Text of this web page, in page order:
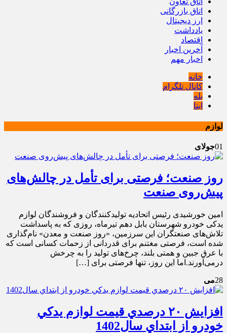
اتاق بازرگانی
ارز دیجیتال
یادداشت
اقتصاد
آخرین اخبار
اخبار مهم
خانه
کانال تلگرام
بله
ایتا
لوازم
01جولای
روز صنعت؛ فرصتی برای تأمل در چالش‌های
پیش‌روی صنعت
امین خورشیدی رئیس اتحادیه تولیدکنندگان و فروشندگان لوازم
یدکی خودرو شهرستان بابل دهم تیرماه، روزی که به پاسداشت
تلاش‌های صنعتگران این سرزمین، «روز صنعت و معدن» نام‌گذاری
شده است، فرصتی مغتنم برای قدردانی از زحمات کسانی است که
با عرق جبین و همتی بلند، چرخ‌های تولید را به چرخش
درمی‌آورند.اما این روز، تنها فرصتی برای […]
28می
افزايش ۲۰ درصدي قيمت لوازم يدکي
خودرو از ابتداي سال1402